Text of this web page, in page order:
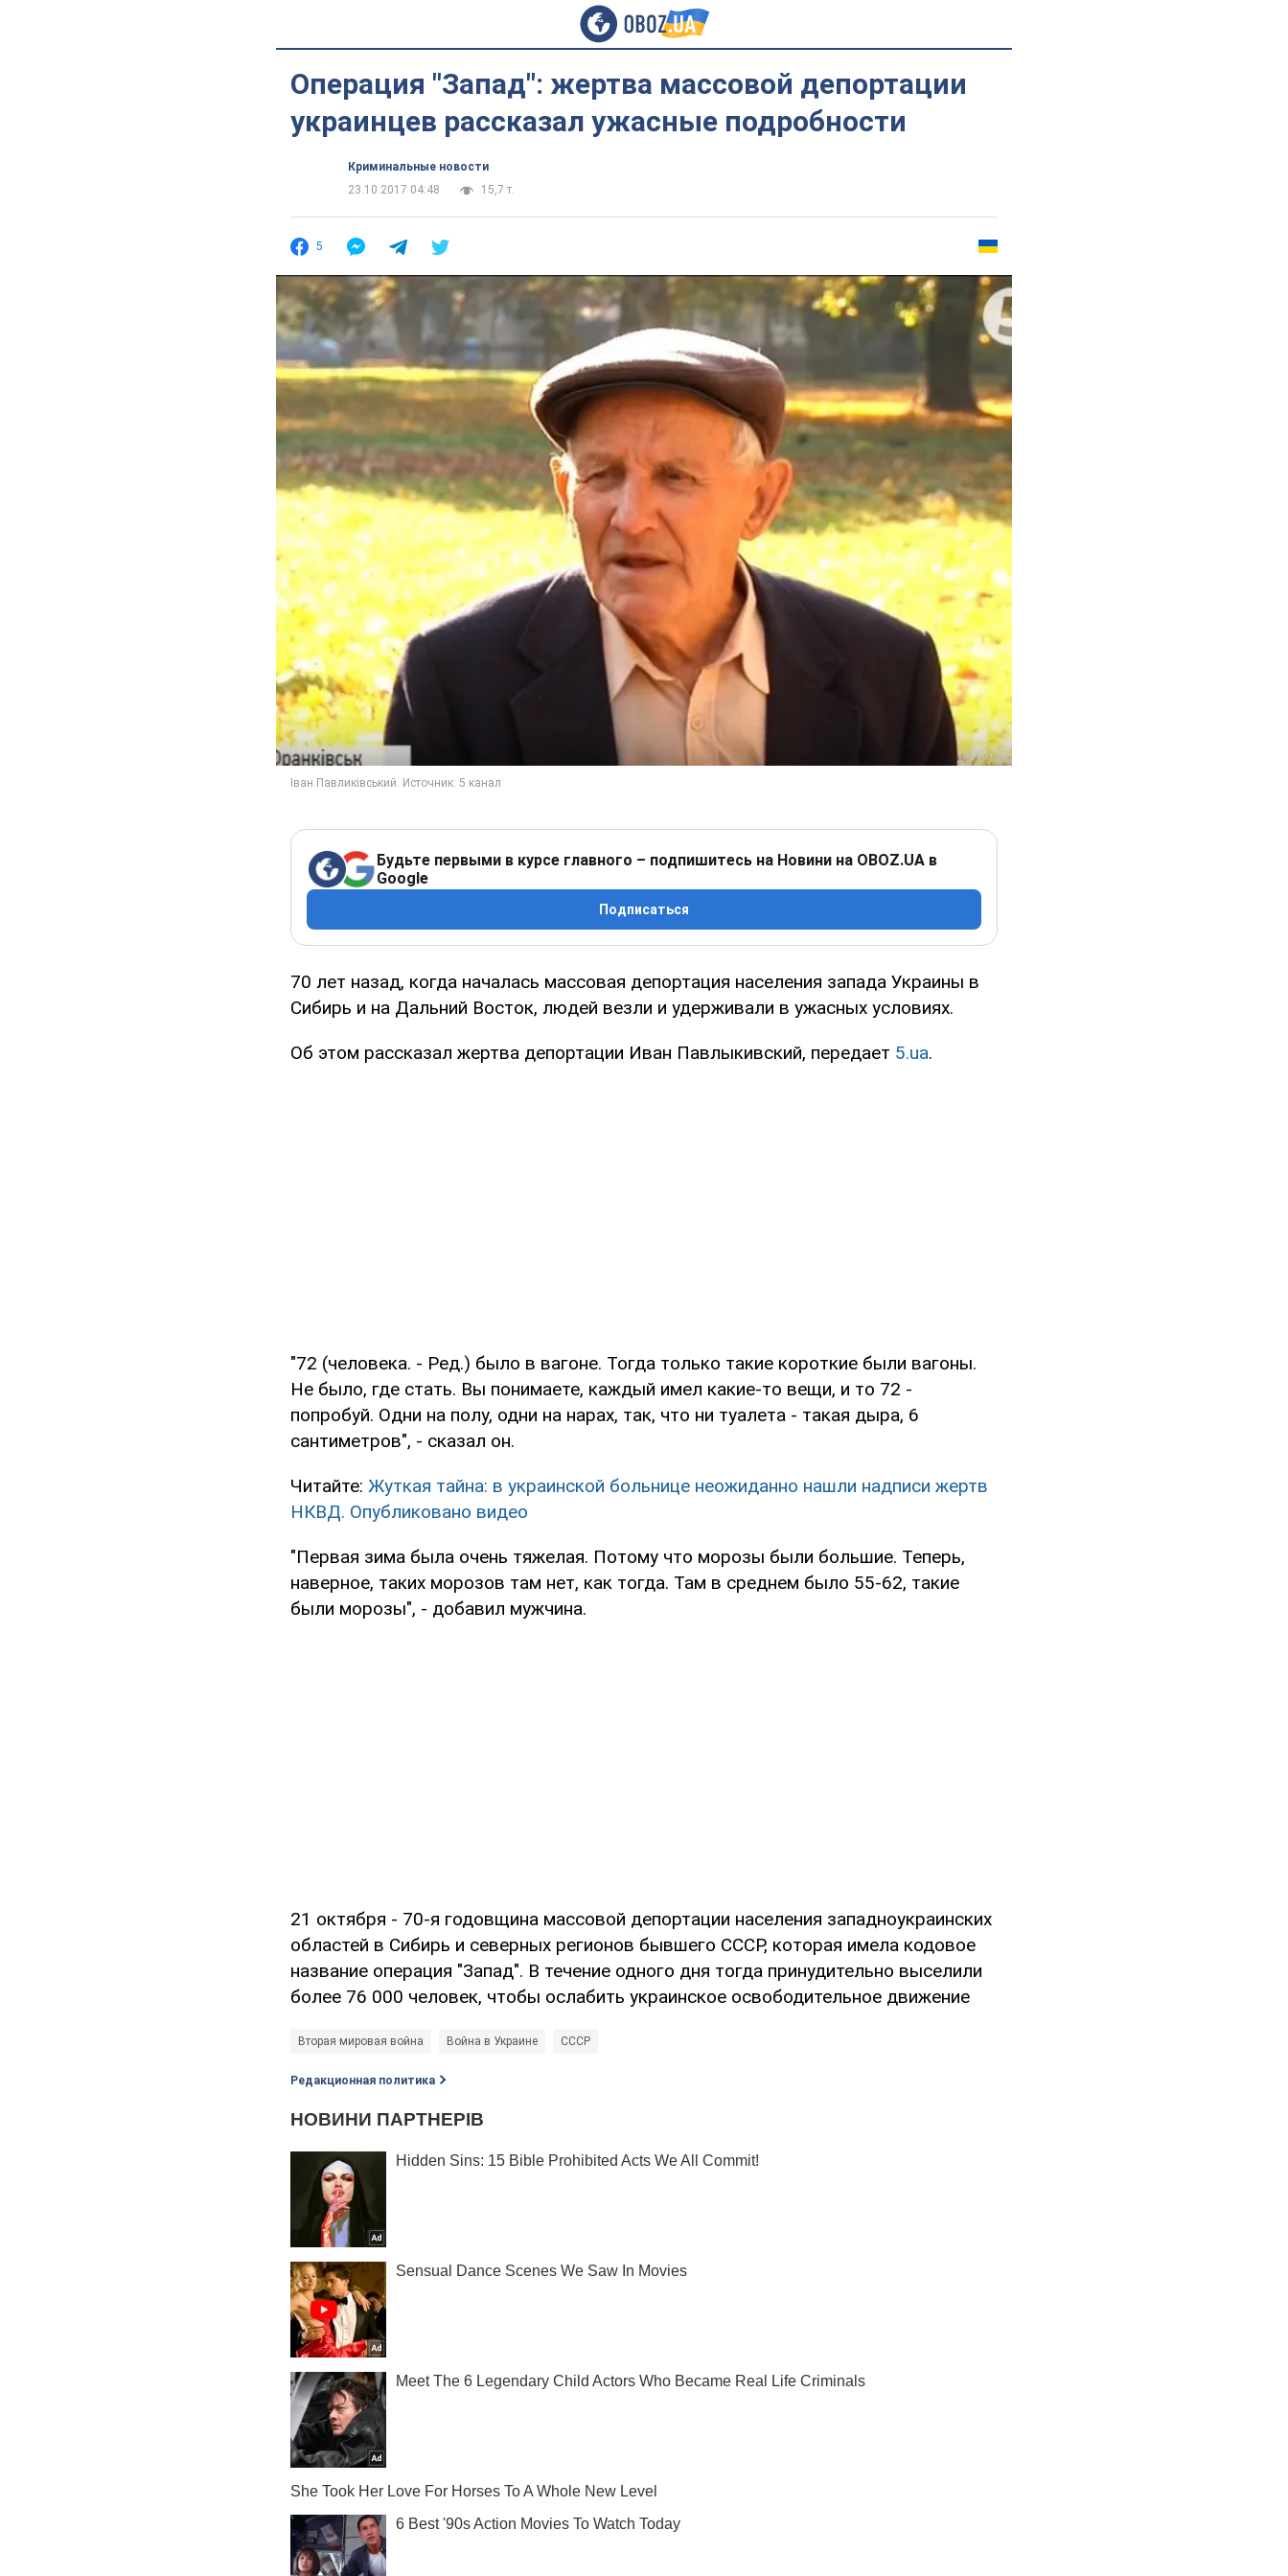
Операция "Запад": жертва массовой депортации
украинцев рассказал ужасные подробности
Криминальные новости
23.10.2017 04:48
15,7 т.
5
Будьте первыми в курсе главного – подпишитесь на Новини на OBOZ.UA в
Google
Подписаться
70 лет назад, когда началась массовая депортация населения запада Украины в
Сибирь и на Дальний Восток, людей везли и удерживали в ужасных условиях.
Об этом рассказал жертва депортации Иван Павлыкивский, передает 5.ua.
"72 (человека. - Ред.) было в вагоне. Тогда только такие короткие были вагоны.
Не было, где стать. Вы понимаете, каждый имел какие-то вещи, и то 72 -
попробуй. Одни на полу, одни на нарах, так, что ни туалета - такая дыра, 6
сантиметров", - сказал он.
Читайте: Жуткая тайна: в украинской больнице неожиданно нашли надписи жертв
НКВД. Опубликовано видео
"Первая зима была очень тяжелая. Потому что морозы были большие. Теперь,
наверное, таких морозов там нет, как тогда. Там в среднем было 55-62, такие
были морозы", - добавил мужчина.
21 октября - 70-я годовщина массовой депортации населения западноукраинских
областей в Сибирь и северных регионов бывшего СССР, которая имела кодовое
название операция "Запад". В течение одного дня тогда принудительно выселили
более 76 000 человек, чтобы ослабить украинское освободительное движение
Вторая мировая война Война в Украине СССР
Редакционная политика